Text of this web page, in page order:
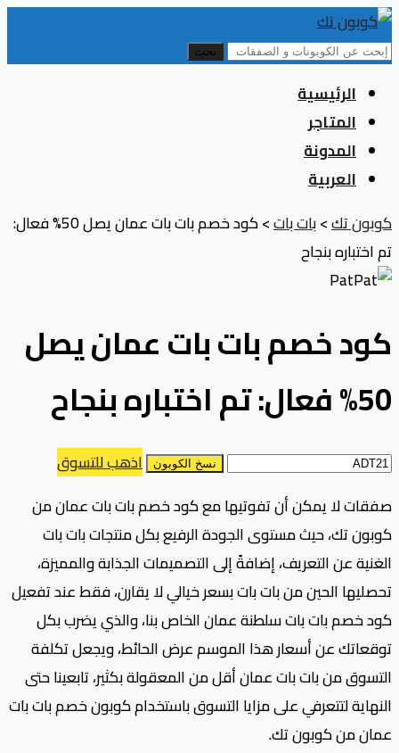
بحث
Skip
content
الرئيسية
المتاجر
المدونة
العربية
كوبون تك>بات بات>
كود خصم بات بات عمان يصل 50% فعال:
تم اختباره بنجاح
كود خصم بات بات عمان يصل
50% فعال: تم اختباره بنجاح
نسخ الكوبون
اذهب للتسوق
صفقات لا يمكن أن تفوتيها مع كود خصم بات بات عمان من
كوبون تك، حيث مستوى الجودة الرفيع بكل منتجات بات بات
الغنية عن التعريف، إضافةً إلى التصميمات الجذابة والمميزة،
تحصليها الحين من بات بات بسعر خيالي لا يقارن، فقط عند تفعيل
كود خصم بات بات سلطنة عمان الخاص بنا، والذي يضرب بكل
توقعاتك عن أسعار هذا الموسم عرض الحائط، ويجعل تكلفة
التسوق من بات بات عمان أقل من المعقولة بكثير، تابعينا حتى
النهاية لتتعرفي على مزايا التسوق باستخدام كوبون خصم بات بات
عمان من كوبون تك.